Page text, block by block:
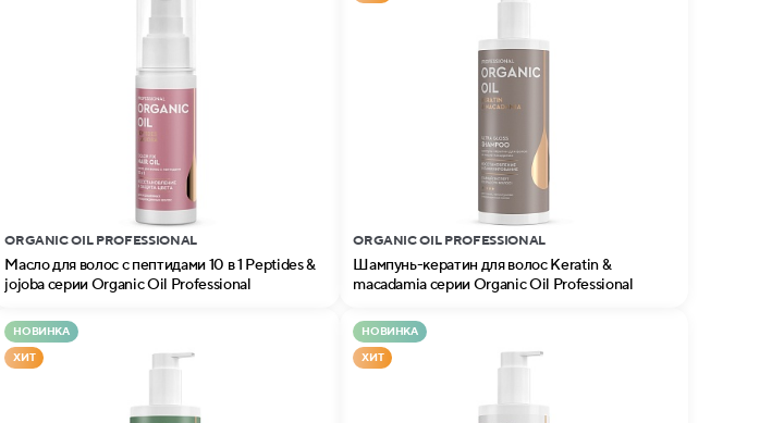
ORGANIC OIL PROFESSIONAL
Масло для волос с пептидами 10 в 1 Peptides &
jojoba серии Organic Oil Professional
ORGANIC OIL PROFESSIONAL
Шампунь-кератин для волос Keratin &
macadamia серии Organic Oil Professional
НОВИНКА
ХИТ
НОВИНКА
ХИТ